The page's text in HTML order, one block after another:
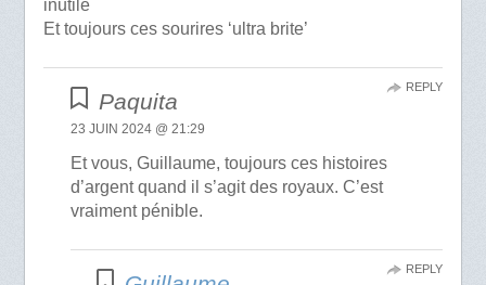
inutile
Et toujours ces sourires ‘ultra brite’
Paquita
23 JUIN 2024 @ 21:29
Et vous, Guillaume, toujours ces histoires
d’argent quand il s’agit des royaux. C’est
vraiment pénible.
REPLY
REPLY